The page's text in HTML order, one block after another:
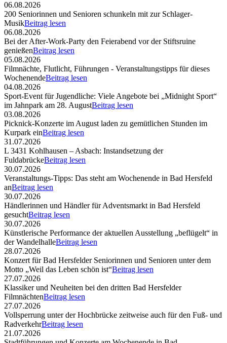
06.08.2026
200 Seniorinnen und Senioren schunkeln mit zur Schlager-
MusikBeitrag lesen
06.08.2026
Bei der After-Work-Party den Feierabend vor der Stiftsruine
genießenBeitrag lesen
05.08.2026
Filmnächte, Flutlicht, Führungen - Veranstaltungstipps für dieses
WochenendeBeitrag lesen
04.08.2026
Sport-Event für Jugendliche: Viele Angebote bei „Midnight Sport“
im Jahnpark am 28. AugustBeitrag lesen
03.08.2026
Picknick-Konzerte im August laden zu gemütlichen Stunden im
Kurpark einBeitrag lesen
31.07.2026
L 3431 Kohlhausen – Asbach: Instandsetzung der
FuldabrückeBeitrag lesen
30.07.2026
Veranstaltungs-Tipps: Das steht am Wochenende in Bad Hersfeld
anBeitrag lesen
30.07.2026
Händlerinnen und Händler für Adventsmarkt in Bad Hersfeld
gesuchtBeitrag lesen
30.07.2026
Künstlerische Performance der aktuellen Ausstellung „beflügelt“ in
der WandelhalleBeitrag lesen
28.07.2026
Konzert für Bad Hersfelder Seniorinnen und Senioren unter dem
Motto „Weil das Leben schön ist“Beitrag lesen
27.07.2026
Klassiker und Neuheiten bei den dritten Bad Hersfelder
FilmnächtenBeitrag lesen
27.07.2026
Vollsperrung unter der Hochbrücke zeitweise auch für den Fuß- und
RadverkehrBeitrag lesen
21.07.2026